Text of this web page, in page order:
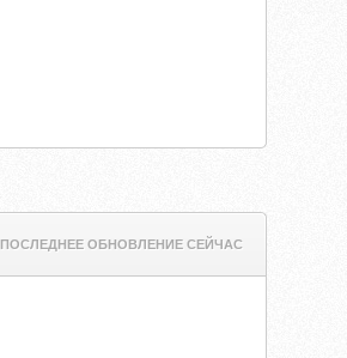
ПОСЛЕДНЕЕ ОБНОВЛЕНИЕ СЕЙЧАС